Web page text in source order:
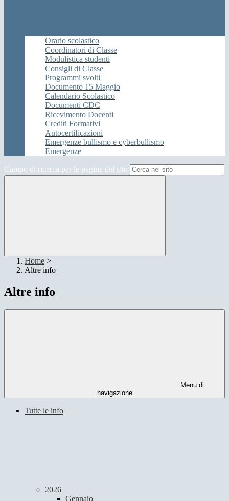
Orario scolastico
Coordinatori di Classe
Modulistica studenti
Consigli di Classe
Programmi svolti
Documento 15 Maggio
Calendario Scolastico
Documenti CDC
Ricevimento Docenti
Crediti Formativi
Autocertificazioni
Emergenze bullismo e cyberbullismo
Emergenze
Campo di ricerca per le pagine del sito
Home >
Altre info
Altre info
Menu di
navigazione
Tutte le info
2026
Gennaio